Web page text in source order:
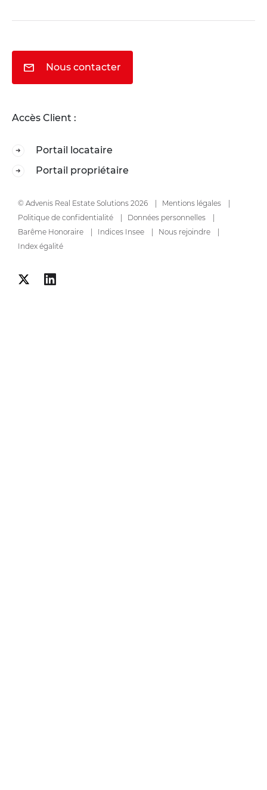
Nous contacter
Accès Client :
Portail locataire
Portail propriétaire
© Advenis Real Estate Solutions 2026
Mentions légales
Politique de confidentialité
Données personnelles
Barême Honoraire
Indices Insee
Nous rejoindre
Index égalité